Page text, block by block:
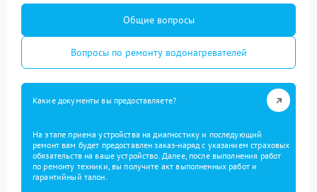
Общие вопросы
Вопросы по ремонту водонагревателей
Какие документы вы предоставляете?
На этапе приема устройства на диагностику и последующий
ремонт вам будет предоставлен заказ-наряд с указанием страховых
обязательств на ваше устройство. Далее, после выполнения работ
по ремонту техники, вы получите акт выполненных работ и
гарантийный талон.